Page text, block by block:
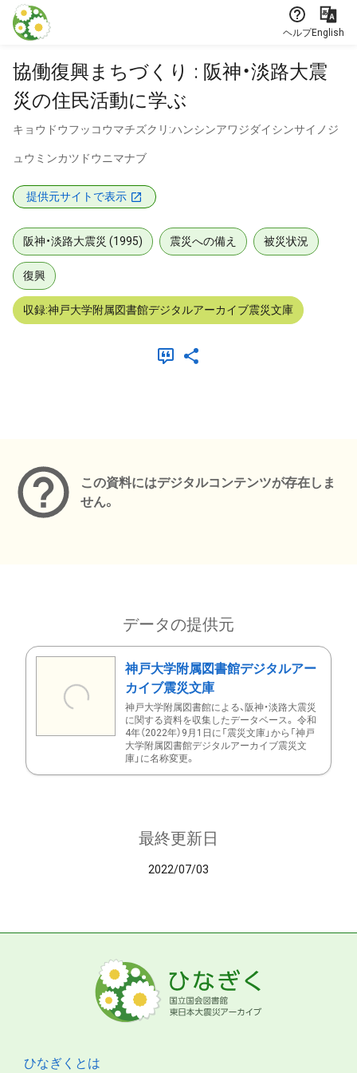
本文に飛ぶ
ヘルプEnglish
協働復興まちづくり : 阪神・淡路大震
災の住民活動に学ぶ
キョウドウフッコウマチズクリ:ハンシンアワジダイシンサイノジ
ュウミンカツドウニマナブ
提供元サイトで表示
阪神・淡路大震災 (1995) 震災への備え 被災状況
復興
収録:神戸大学附属図書館デジタルアーカイブ震災文庫
この資料にはデジタルコンテンツが存在しま
せん。
データの提供元
神戸大学附属図書館デジタルアー
カイブ震災文庫
神戸大学附属図書館による、阪神・淡路大震災
に関する資料を収集したデータベース。 令和
4年（2022年）9月1日に「震災文庫」から「神戸
大学附属図書館デジタルアーカイブ震災文
庫」に名称変更。
最終更新日
2022/07/03
ひなぎくとは